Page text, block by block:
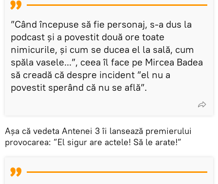
”Când începuse să fie personaj, s-a dus la
podcast și a povestit două ore toate
nimicurile, și cum se ducea el la sală, cum
spăla vasele...”, ceea îl face pe Mircea Badea
să creadă că despre incident ”el nu a
povestit sperând că nu se află”.
Așa că vedeta Antenei 3 îi lansează premierului
provocarea: ”El sigur are actele! Să le arate!”